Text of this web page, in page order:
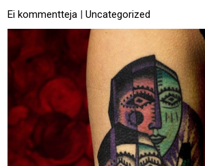
Ei kommentteja |Uncategorized